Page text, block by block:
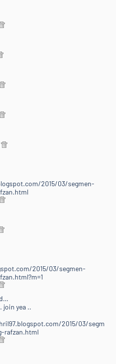
2015/03/segmen-
2015/03/segmen-
join yea ..
2015/03/segm
rafzan.html